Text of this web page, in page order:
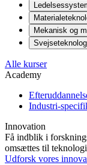
Mekanisk og
Alle kurser
Academy
Industri-
Innovation
Få indblik i
omsættes til
Udforsk vores